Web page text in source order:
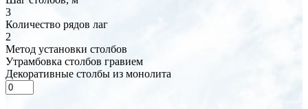
3
Количество рядов лаг
2
Метод установки столбов
Утрамбовка столбов гравием
Декоративные столбы из монолита